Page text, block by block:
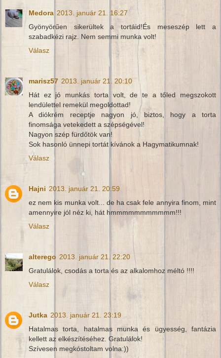
Medora 2013. január 21. 16:27
Gyönyörűen sikerültek a tortáid!És meseszép lett a
szabadkézi rajz. Nem semmi munka volt!
Válasz
marisz57 2013. január 21. 20:10
Hát ez jó munkás torta volt, de te a tőled megszokott
lendülettel remekül megoldottad!
A diókrém receptje nagyon jó, biztos, hogy a torta
finomsága vetekedett a szépségével!
Nagyon szép fürdőtök van!
Sok hasonló ünnepi tortát kívánok a Hagymatikumnak!
Válasz
Hajni 2013. január 21. 20:59
ez nem kis munka volt... de ha csak fele annyira finom, mint
amennyire jól néz ki, hát hmmmmmmmmmmm!!!
Válasz
alterego 2013. január 21. 22:20
Gratulálok, csodás a torta és az alkalomhoz méltó !!!!
Válasz
Jutka 2013. január 21. 23:19
Hatalmas torta, hatalmas munka és ügyesség, fantázia
kellett az elkészítéséhez. Gratulálok!
Szívesen megkóstoltam volna:))